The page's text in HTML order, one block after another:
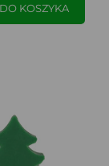
KOSZYKA